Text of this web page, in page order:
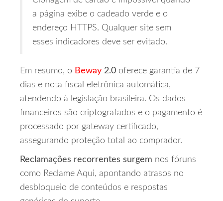
a página exibe o cadeado verde e o
endereço HTTPS. Qualquer site sem
esses indicadores deve ser evitado.
Em resumo, o Beway 2.0 oferece garantia de 7
dias e nota fiscal eletrônica automática,
atendendo à legislação brasileira. Os dados
financeiros são criptografados e o pagamento é
processado por gateway certificado,
assegurando proteção total ao comprador.
Reclamações recorrentes surgem nos fóruns
como Reclame Aqui, apontando atrasos no
desbloqueio de conteúdos e respostas